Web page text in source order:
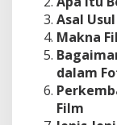
Asal
Makna
dalam
Film